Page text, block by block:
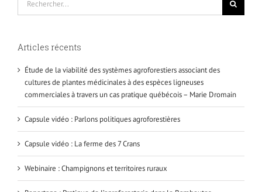
Articles récents
Étude de la viabilité des systèmes agroforestiers associant des
cultures de plantes médicinales à des espèces ligneuses
commerciales à travers un cas pratique québécois – Marie Dromain
Capsule vidéo : Parlons politiques agroforestières
Capsule vidéo : La ferme des 7 Crans
Webinaire : Champignons et territoires ruraux